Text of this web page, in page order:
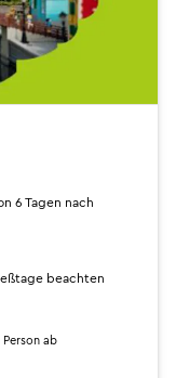
6 Tagen nach
beachten
ab